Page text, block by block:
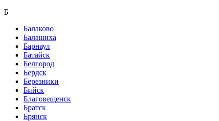
Б
Балаково
Балашиха
Барнаул
Батайск
Белгород
Бердск
Березники
Бийск
Благовещенск
Братск
Брянск